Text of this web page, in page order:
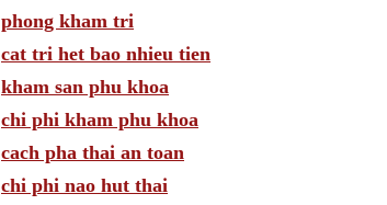
phong kham tri
cat tri het bao nhieu tien
kham san phu khoa
chi phi kham phu khoa
cach pha thai an toan
chi phi nao hut thai